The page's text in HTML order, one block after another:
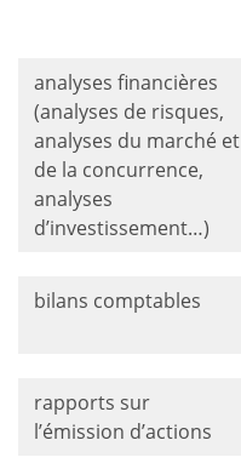
analyses financières
(analyses de risques,
analyses du marché et
de la concurrence,
analyses
d’investissement…)
bilans comptables
rapports sur
l’émission d’actions